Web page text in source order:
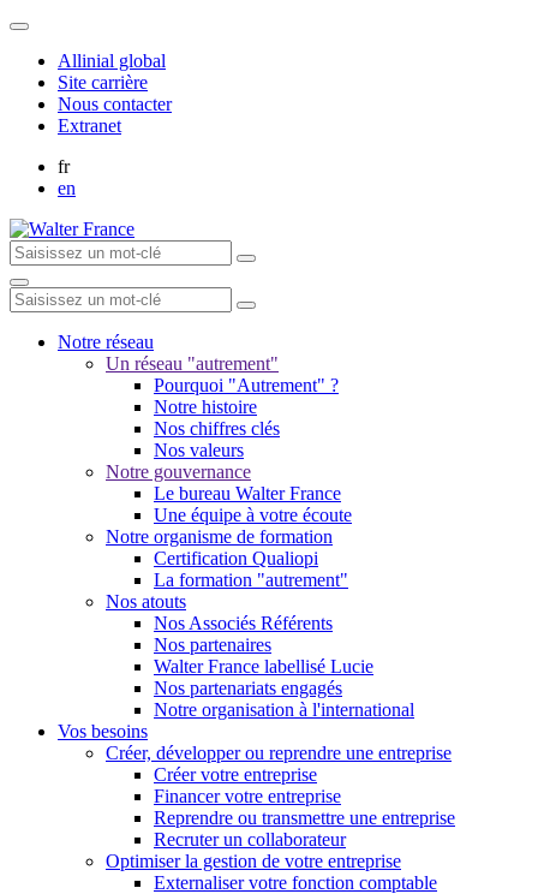
Allinial global
Site carrière
Nous contacter
Extranet
fr
en
Notre réseau
Un réseau "autrement"
Pourquoi "Autrement" ?
Notre histoire
Nos chiffres clés
Nos valeurs
Notre gouvernance
Le bureau Walter France
Une équipe à votre écoute
Notre organisme de formation
Certification Qualiopi
La formation "autrement"
Nos atouts
Nos Associés Référents
Nos partenaires
Walter France labellisé Lucie
Nos partenariats engagés
Notre organisation à l'international
Vos besoins
Créer, développer ou reprendre une entreprise
Créer votre entreprise
Financer votre entreprise
Reprendre ou transmettre une entreprise
Recruter un collaborateur
Optimiser la gestion de votre entreprise
Externaliser votre fonction comptable